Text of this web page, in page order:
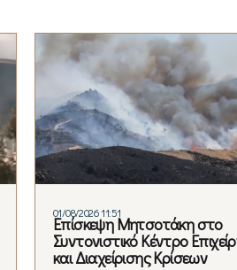
01/08/2026 11:51
Eπίσκεψη Μητσοτάκη στο
Συντονιστικό Κέντρο
και Διαχείρισης Κρίσεων